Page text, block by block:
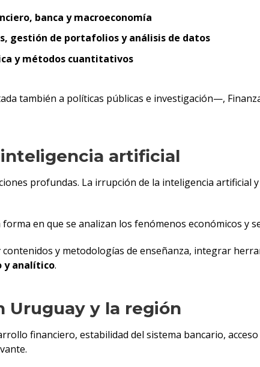
banca y macroeconomía
gestión de portafolios y análisis de datos
y métodos cuantitativos
también a políticas públicas e investigación—,
artificial
profundas. La irrupción de la inteligencia artificial
en que se analizan los fenómenos económicos y
contenidos y metodologías de enseñanza, integrar
y analítico.
Uruguay y la región
financiero, estabilidad del sistema bancario,